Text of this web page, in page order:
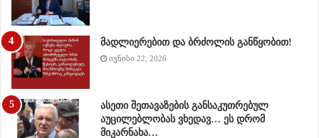
მადლიერებით და ბრძოლის განწყობით!
ივნისი 22, 2026
ასეთი შეთავაზების განსაკუთრებულ
აუცილებლობას ვხედავ… ეს დრომ
მიკარნახა…